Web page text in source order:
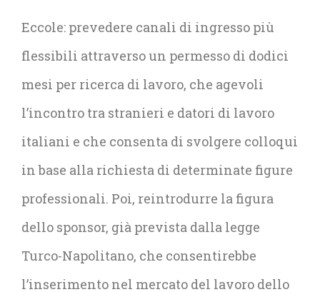
Eccole: prevedere canali di ingresso più
flessibili attraverso un permesso di dodici
mesi per ricerca di lavoro, che agevoli
l’incontro tra stranieri e datori di lavoro
italiani e che consenta di svolgere colloqui
in base alla richiesta di determinate figure
professionali. Poi, reintrodurre la figura
dello sponsor, già prevista dalla legge
Turco-Napolitano, che consentirebbe
l’inserimento nel mercato del lavoro dello